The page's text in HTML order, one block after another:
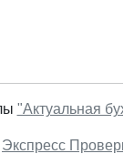
"Актуальная
Экспресс